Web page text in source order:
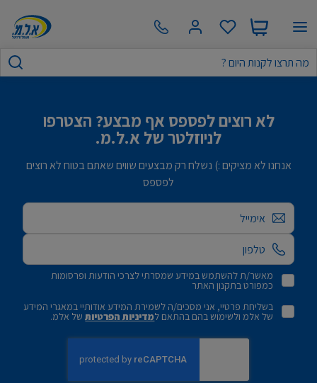
לא רוצים לפספס אף מבצע? הצטרפו
לניוזלטר של א.ל.מ.
אנחנו לא מציקים :) נשלח רק מבצעים שווים שאתם בטוח לא רוצים
לפספס
אימייל
מאשר/ת להשתמש במידע שמסרתי לצרכי הודעות ופרסומות
כמפורט בתקנון האתר
בשליחת פרטיי, אני מסכים/ה לשמירת המידע אודותיי במאגרי המידע
של אלמ ולשימוש בהם בהתאם למדיניות הפרטיותשל אלמ.